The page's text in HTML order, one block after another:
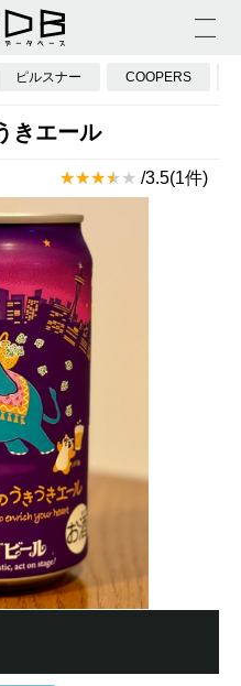
ピルスナー COOPERS
きエール
/3.5(1件)